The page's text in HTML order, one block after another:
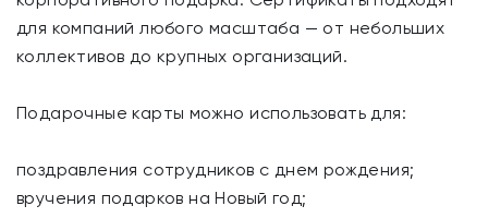
для компаний любого масштаба — от небольших
коллективов до крупных организаций.
Подарочные карты можно использовать для:
поздравления сотрудников с днем рождения;
вручения подарков на Новый год;